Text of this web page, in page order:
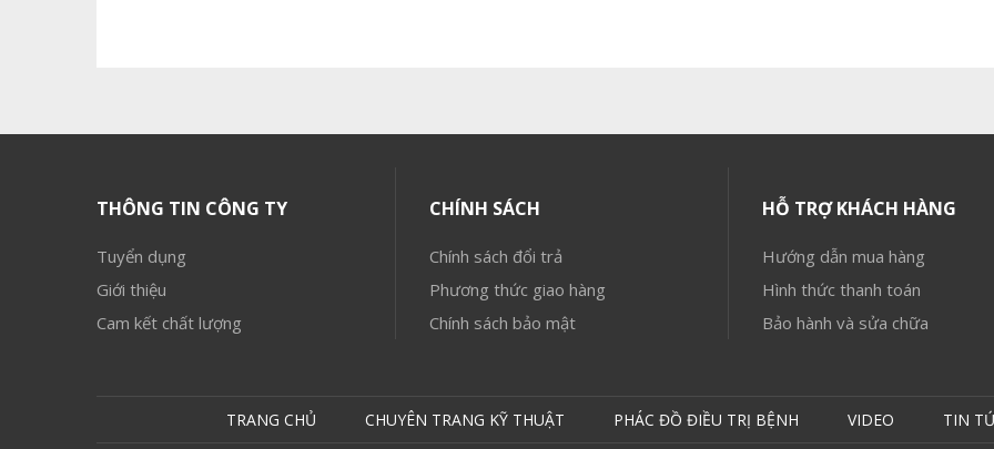
THÔNG TIN CÔNG TY
Tuyển dụng
Giới thiệu
Cam kết chất lượng
CHÍNH SÁCH
Chính sách đổi trả
Phương thức giao hàng
Chính sách bảo mật
HỖ TRỢ KHÁCH HÀNG
Hướng dẫn mua hàng
Hình thức thanh toán
Bảo hành và sửa chữa
TRANG CHỦ CHUYÊN TRANG KỸ THUẬT PHÁC ĐỒ ĐIỀU TRỊ BỆNH VIDEO TIN